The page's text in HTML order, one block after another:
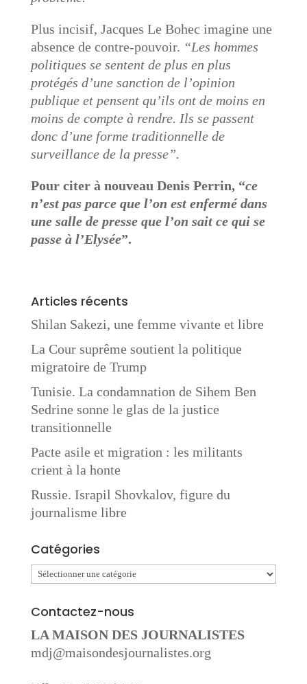
Plus incisif, Jacques Le Bohec imagine une
absence de contre-pouvoir. “Les hommes
politiques se sentent de plus en plus
protégés d’une sanction de l’opinion
publique et pensent qu’ils ont de moins en
moins de compte à rendre. Ils se passent
donc d’une forme traditionnelle de
surveillance de la presse”.
Pour citer à nouveau Denis Perrin, “ce
n’est pas parce que l’on est enfermé dans
une salle de presse que l’on sait ce qui se
passe à l’Elysée”.
Articles récents
Shilan Sakezi, une femme vivante et libre
La Cour suprême soutient la politique
migratoire de Trump
Tunisie. La condamnation de Sihem Ben
Sedrine sonne le glas de la justice
transitionnelle
Pacte asile et migration : les militants
crient à la honte
Russie. Israpil Shovkalov, figure du
journalisme libre
Catégories
Catégories
Contactez-nous
LA MAISON DES JOURNALISTES
mdj@maisondesjournalistes.org